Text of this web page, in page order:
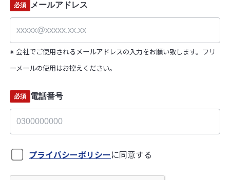
メールアドレス
必須
※ 会社でご使用されるメールアドレスの入力をお願い致します。​フリ
ーメールの使用はお控えください。
電話番号
必須
プライバシーポリシー に同意する